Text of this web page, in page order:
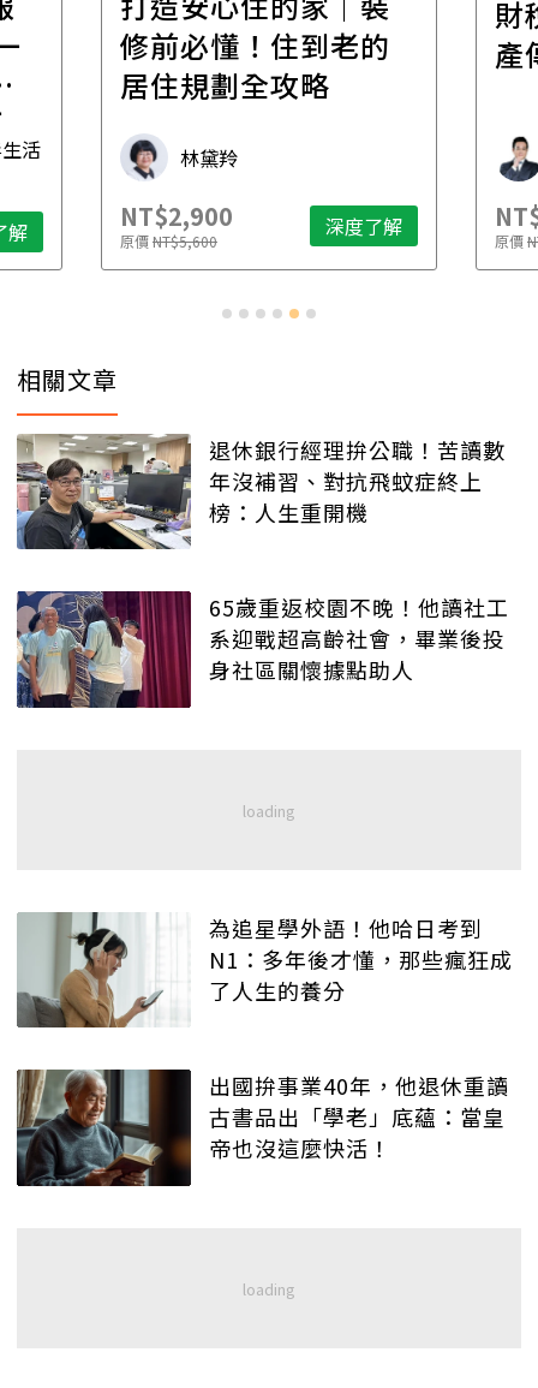
活
解
修前必懂！住到老的
居住規劃全攻略
林黛羚
NT$2,900
原價NT$5,600 深度了解
財
產
原價
相關文章
退休銀行經理拚公職！苦讀數
年沒補習、對抗飛蚊症終上
榜：人生重開機
65歲重返校園不晚！他讀社工
系迎戰超高齡社會，畢業後投
身社區關懷據點助人
為追星學外語！他哈日考到
N1：多年後才懂，那些瘋狂成
了人生的養分
出國拚事業40年，他退休重讀
古書品出「學老」底蘊：當皇
帝也沒這麼快活！